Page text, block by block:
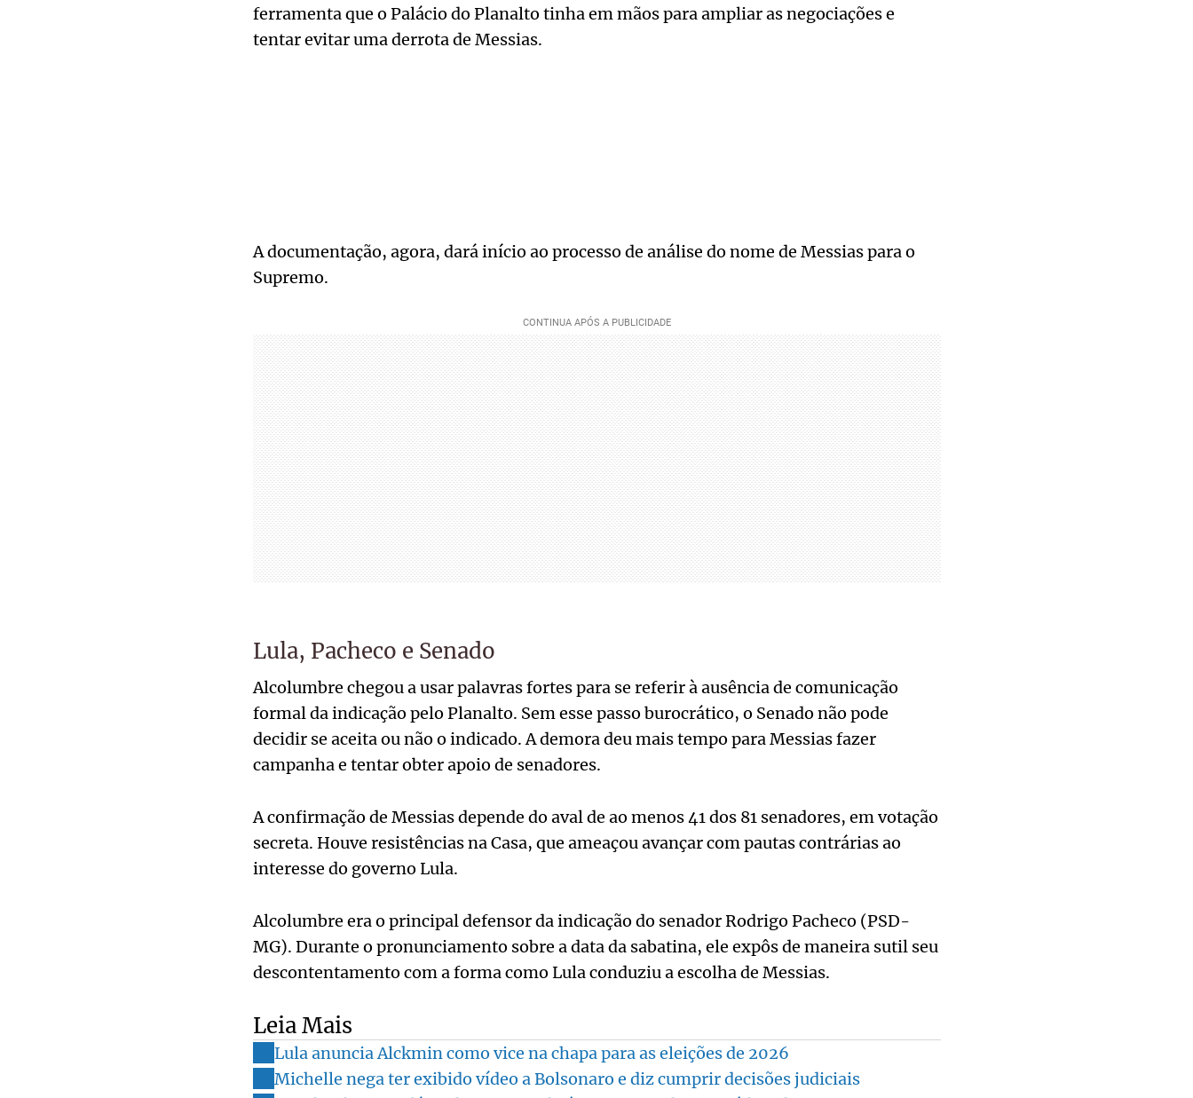
ferramenta que o Palácio do Planalto tinha em mãos para ampliar as negociações e
tentar evitar uma derrota de Messias.
A documentação, agora, dará início ao processo de análise do nome de Messias para o
Supremo.
Lula, Pacheco e Senado
Alcolumbre chegou a usar palavras fortes para se referir à ausência de comunicação
formal da indicação pelo Planalto. Sem esse passo burocrático, o Senado não pode
decidir se aceita ou não o indicado. A demora deu mais tempo para Messias fazer
campanha e tentar obter apoio de senadores.
A confirmação de Messias depende do aval de ao menos 41 dos 81 senadores, em votação
secreta. Houve resistências na Casa, que ameaçou avançar com pautas contrárias ao
interesse do governo Lula.
Alcolumbre era o principal defensor da indicação do senador Rodrigo Pacheco (PSD-
MG). Durante o pronunciamento sobre a data da sabatina, ele expôs de maneira sutil seu
descontentamento com a forma como Lula conduziu a escolha de Messias.
Leia Mais
Lula anuncia Alckmin como vice na chapa para as eleições de 2026
Michelle nega ter exibido vídeo a Bolsonaro e diz cumprir decisões judiciais